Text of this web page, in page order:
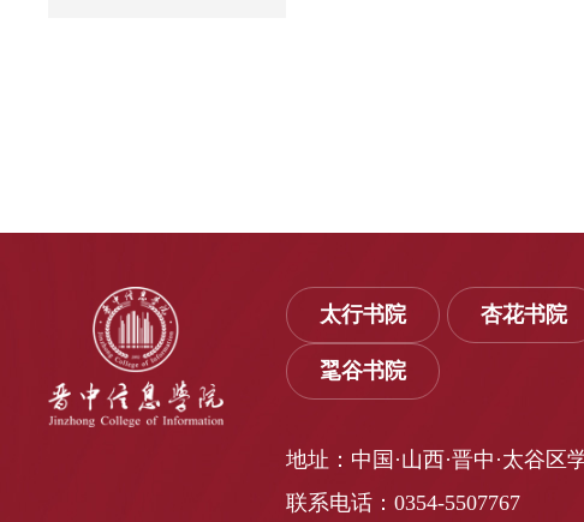
太行书院 杏花书院
毣谷书院
地址：中国·山西·晋中·太谷区
联系电话：0354-5507767